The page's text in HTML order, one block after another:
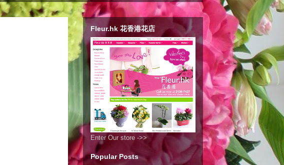
Fleur.hk 花香港花店
Enter Our store ->>
Popular Posts